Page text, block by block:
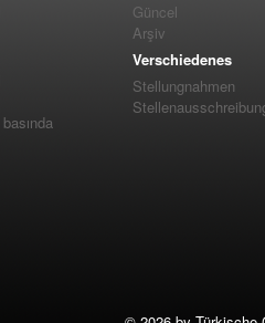
Güncel
Arşiv
Verschiedenes
Stellungnahmen